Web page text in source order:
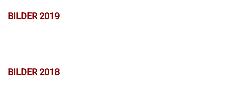
BILDER 2019
BILDER 2018